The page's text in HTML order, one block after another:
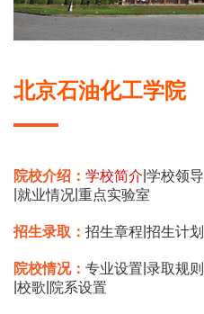
北京石油化工学院
院校介绍： 学校简介 学校领导
就业情况 重点实验室
招生录取： 招生章程 招生计划
院校情况： 专业设置 录取规则
校歌 院系设置